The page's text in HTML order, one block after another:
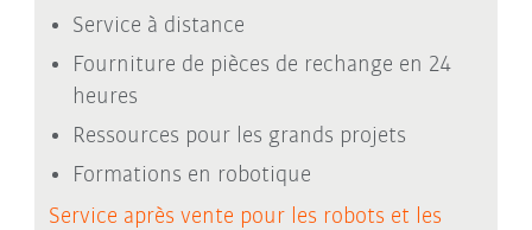
Service à distance
Fourniture de pièces de rechange en 24
heures
Ressources pour les grands projets
Formations en robotique
Service après vente pour les robots et les